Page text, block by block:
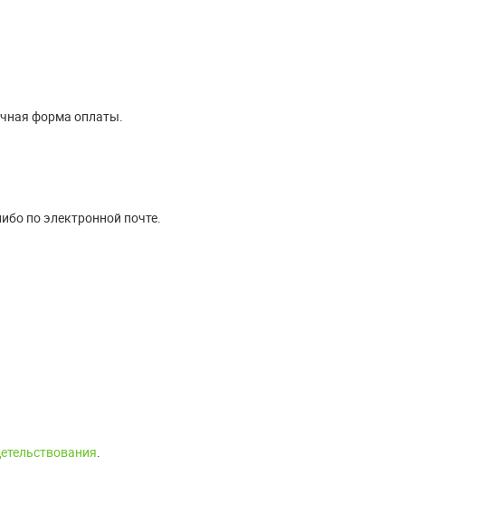
форма оплаты.
по электронной почте.
.